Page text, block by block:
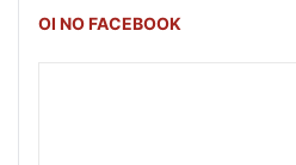
OI NO FACEBOOK